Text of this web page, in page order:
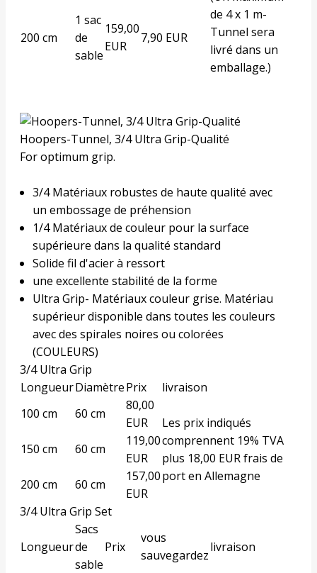
de 4 x 1 m-
Tunnel sera
livré dans un
emballage.)
200 cm
1 sac
de
sable
159,00
EUR
7,90 EUR
Hoopers-Tunnel, 3/4 Ultra Grip-Qualité
For optimum grip.
3/4 Matériaux robustes de haute qualité avec
un embossage de préhension
1/4 Matériaux de couleur pour la surface
supérieure dans la qualité standard
Solide fil d'acier à ressort
une excellente stabilité de la forme
Ultra Grip- Matériaux couleur grise. Matériau
supérieur disponible dans toutes les couleurs
avec des spirales noires ou colorées
(COULEURS)
3/4 Ultra Grip
LongueurDiamètrePrix
livraison
100 cm
60 cm
80,00
EUR
Les prix indiqués
comprennent 19% TVA
plus 18,00 EUR frais de
port en Allemagne
150 cm 60 cm
119,00
EUR
200 cm
60 cm
157,00
EUR
3/4 Ultra Grip Set
Longueur
Sacs
de
sable
Prix
vous
sauvegardez
livraison